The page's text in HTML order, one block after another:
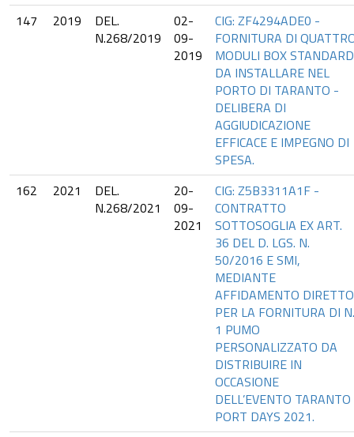
147
2019
DEL.
N.268/2019
02-
09-
2019
CIG: ZF4294ADE0 -
FORNITURA DI
MODULI BOX STANDARD
DA INSTALLARE NEL
PORTO DI TARANTO -
DELIBERA DI
AGGIUDICAZIONE
EFFICACE E IMPEGNO DI
SPESA.
162
2021
DEL.
N.268/2021
20-
09-
2021
CIG: Z5B3311A1F -
CONTRATTO
SOTTOSOGLIA EX ART.
36 DEL D. LGS. N.
50/2016 E SMI,
MEDIANTE
AFFIDAMENTO
PER LA FORNITURA DI N.
1 PUMO
PERSONALIZZATO DA
DISTRIBUIRE IN
OCCASIONE
DELL’EVENTO TARANTO
PORT DAYS 2021.